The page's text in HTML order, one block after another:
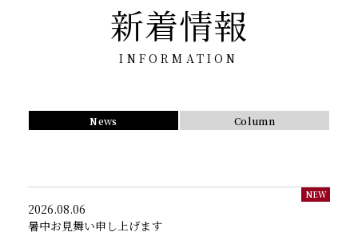
新着情報
INFORMATION
News Column
2026.08.06
暑中お見舞い申し上げます
NEW